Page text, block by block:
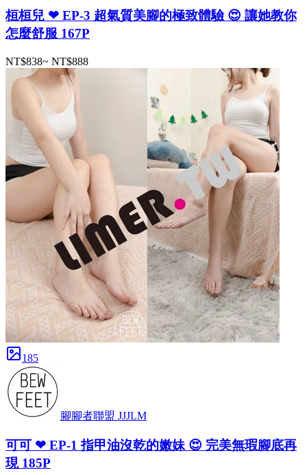
桓桓兒 ❤ EP-3 超氣質美腳的極致體驗 😍 讓她教你
怎麼舒服 167P
NT$838~ NT$888
185
腳腳者聯盟 JJJLM
可可 ❤ EP-1 指甲油沒乾的嫩妹 😍 完美無瑕腳底再
現 185P